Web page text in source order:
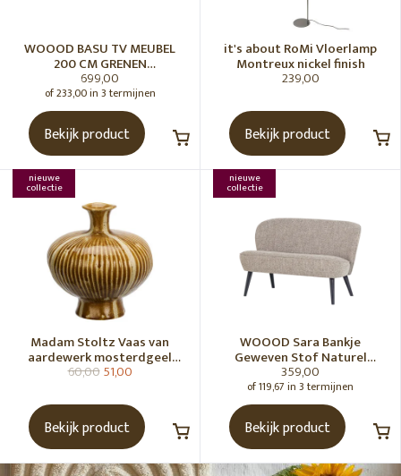
WOOOD BASU TV MEUBEL
200 CM GRENEN
BORDEAUXROOD [fsc]
699,00
of 233,00 in 3 termijnen
Bekijk product
it's about RoMi Vloerlamp
Montreux nickel finish
239,00
Bekijk product
nieuwe
collectie
Madam Stoltz Vaas van
aardewerk mosterdgeel
naturel
60,0051,00
Bekijk product
nieuwe
collectie
WOOOD Sara Bankje
Geweven Stof Naturel
Melange [Fsc]
359,00
of 119,67 in 3 termijnen
Bekijk product